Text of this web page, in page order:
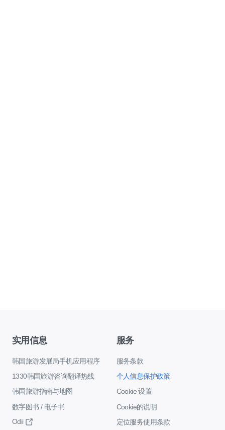
实用信息
韩国旅游发展局手机应用程序
1330韩国旅游咨询翻译热线
韩国旅游指南与地图
数字图书 / 电子书
Odii
服务
服务条款
个人信息保护政策
Cookie 设置
Cookie的说明
定位服务使用条款